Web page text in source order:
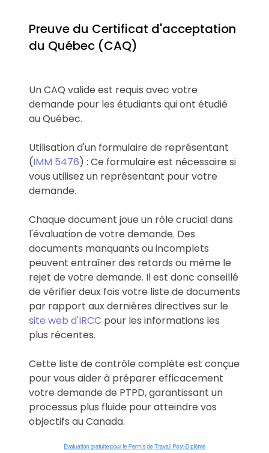
Preuve du Certificat d'acceptation
du Québec (CAQ)
Un CAQ valide est requis avec votre
demande pour les étudiants qui ont étudié
au Québec.
Utilisation d'un formulaire de représentant
(IMM 5476) : Ce formulaire est nécessaire si
vous utilisez un représentant pour votre
demande.
Chaque document joue un rôle crucial dans
l'évaluation de votre demande. Des
documents manquants ou incomplets
peuvent entraîner des retards ou même le
rejet de votre demande. Il est donc conseillé
de vérifier deux fois votre liste de documents
par rapport aux dernières directives sur le
site web d'IRCC pour les informations les
plus récentes.
Cette liste de contrôle complète est conçue
pour vous aider à préparer efficacement
votre demande de PTPD, garantissant un
processus plus fluide pour atteindre vos
objectifs au Canada.